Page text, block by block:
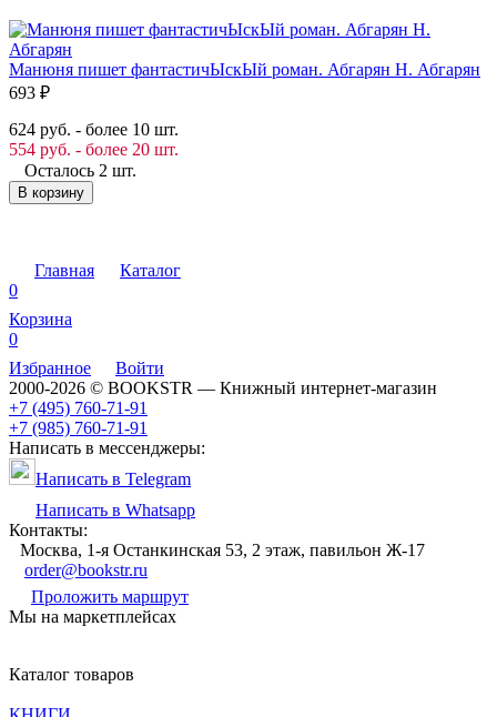
Манюня пишет фантастичЫскЫй роман. Абгарян Н. Абгарян
693 ₽
624 руб. - более 10 шт.
554 руб. - более 20 шт.
Осталось 2 шт.
В корзину
Главная
Каталог
0
Корзина
0
Избранное
Войти
2000-2026 © BOOKSTR — Книжный интернет-магазин
+7 (495) 760-71-91
+7 (985) 760-71-91
Написать в мессенджеры:
Написать в Telegram
Написать в Whatsapp
Контакты:
Москва, 1-я Останкинская 53, 2 этаж, павильон Ж-17
order@bookstr.ru
Проложить маршрут
Мы на маркетплейсах
Каталог товаров